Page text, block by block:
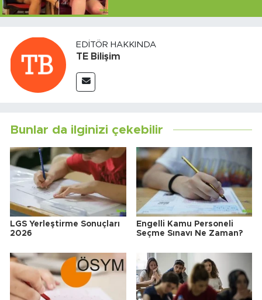
EDITÖR HAKKINDA
TE Bilişim
Bunlar da ilginizi çekebilir
LGS Yerleştirme Sonuçları
2026
Engelli Kamu Personeli
Seçme Sınavı Ne Zaman?